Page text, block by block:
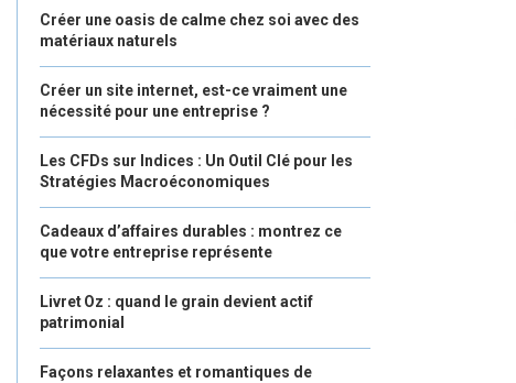
Créer une oasis de calme chez soi avec des
matériaux naturels
Créer un site internet, est-ce vraiment une
nécessité pour une entreprise ?
Les CFDs sur Indices : Un Outil Clé pour les
Stratégies Macroéconomiques
Cadeaux d’affaires durables : montrez ce
que votre entreprise représente
Livret Oz : quand le grain devient actif
patrimonial
Façons relaxantes et romantiques de